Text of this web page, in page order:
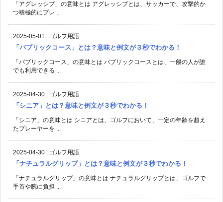
「アグレッシブ」の意味とは アグレッシブとは、サッカーで、攻撃的か
つ積極的にプレ ...
2025-05-01 : ゴルフ用語
「パブリックコース」とは？意味と例文が３秒でわかる！
「パブリックコース」の意味とは パブリックコースとは、一般の人が誰
でも利用できる ...
2025-04-30 : ゴルフ用語
「シニア」とは？意味と例文が３秒でわかる！
「シニア」の意味とは シニアとは、ゴルフにおいて、一定の年齢を超え
たプレーヤーを ...
2025-04-30 : ゴルフ用語
「ナチュラルグリップ」とは？意味と例文が３秒でわかる！
「ナチュラルグリップ」の意味とは ナチュラルグリップとは、ゴルフで
手首や腕に負担 ...